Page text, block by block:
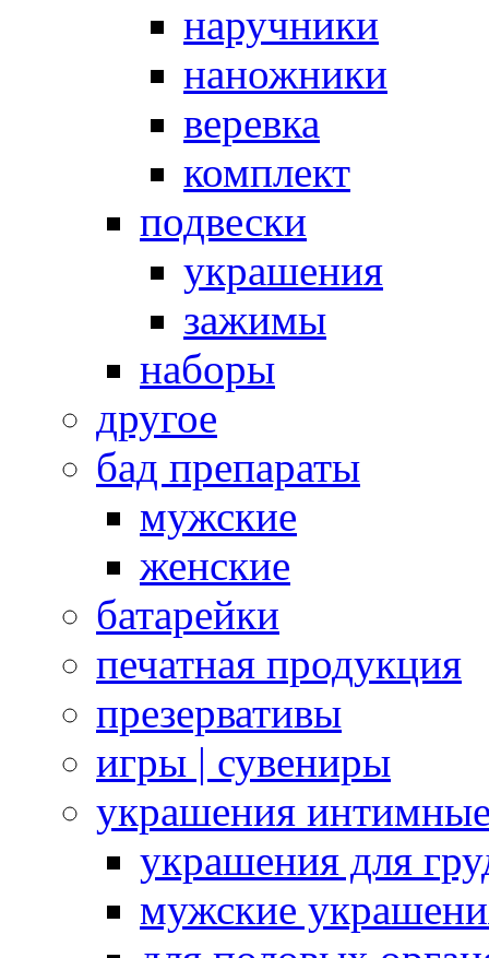
наручники
наножники
веревка
комплект
подвески
украшения
зажимы
наборы
другое
бад препараты
мужские
женские
батарейки
печатная продукция
презервативы
игры | сувениры
украшения
украшения для
мужские